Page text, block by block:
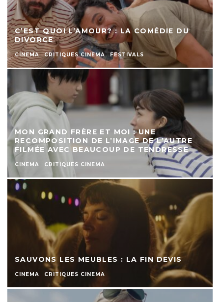
C’EST QUOI L’AMOUR? : LA COMÉDIE DU
DIVORCE
CINEMA CRITIQUES CINEMA FESTIVALS
MON GRAND FRÈRE ET MOI : UNE
RECOMPOSITION DE L’IMAGE DE L’AUTRE
FILMÉE AVEC BEAUCOUP DE TENDRESSE
CINEMA CRITIQUES CINEMA
SAUVONS LES MEUBLES : LA FIN DEVIS
CINEMA CRITIQUES CINEMA